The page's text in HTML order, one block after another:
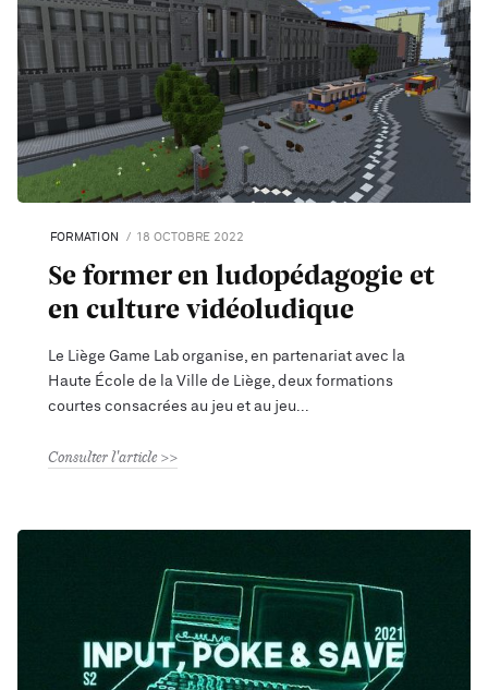
FORMATION 18 OCTOBRE 2022
Se former en ludopédagogie et
en culture vidéoludique
Le Liège Game Lab organise, en partenariat avec la
Haute École de la Ville de Liège, deux formations
courtes consacrées au jeu et au jeu
Consulter l'article